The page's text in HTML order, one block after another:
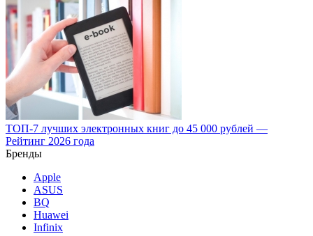
ТОП-7 лучших электронных книг до 45 000 рублей —
Рейтинг 2026 года
Бренды
Apple
ASUS
BQ
Huawei
Infinix